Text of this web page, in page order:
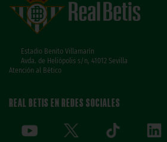
Estadio Benito Villamarín
Avda. de Heliópolis s/n, 41012 Sevilla
Atención al Bético
REAL BETIS EN REDES SOCIALES